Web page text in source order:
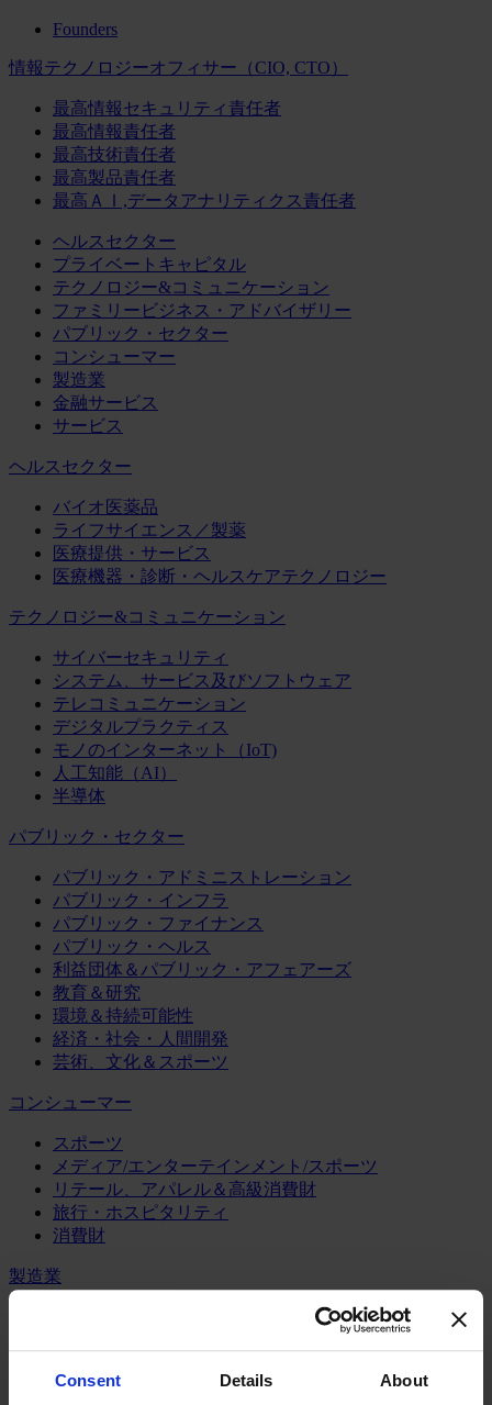
Consent Details About
Founders
情報テクノロジーオフィサー（CIO, CTO）
最高情報セキュリティ責任者
最高情報責任者
最高技術責任者
最高製品責任者
最高ＡＩ,データアナリティクス責任者
ヘルスセクター
プライベートキャピタル
テクノロジー&コミュニケーション
ファミリービジネス・アドバイザリー
パブリック・セクター
コンシューマー
製造業
金融サービス
サービス
ヘルスセクター
バイオ医薬品
ライフサイエンス／製薬
医療提供・サービス
医療機器・診断・ヘルスケアテクノロジー
テクノロジー&コミュニケーション
サイバーセキュリティ
システム、サービス及びソフトウェア
テレコミュニケーション
デジタルプラクティス
モノのインターネット（IoT)
人工知能（AI）
半導体
パブリック・セクター
パブリック・アドミニストレーション
パブリック・インフラ
パブリック・ファイナンス
パブリック・ヘルス
利益団体＆パブリック・アフェアーズ
教育＆研究
環境＆持続可能性
経済・社会・人間開発
芸術、文化＆スポーツ
コンシューマー
スポーツ
メディア/エンターテインメント/スポーツ
リテール、アパレル＆高級消費財
旅行・ホスピタリティ
消費財
製造業
自動車・輸送機器